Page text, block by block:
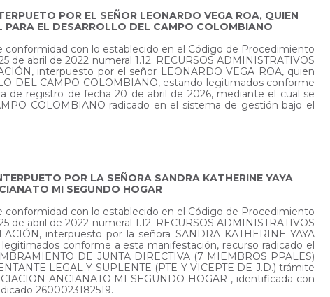
POR EL SEÑOR LEONARDO VEGA ROA, QUIEN
PARA EL DESARROLLO DEL CAMPO COLOMBIANO
conformidad con lo establecido en el Código de Procedimiento
abril de 2022 numeral 1.12. RECURSOS ADMINISTRATIVOS
interpuesto por el señor LEONARDO VEGA ROA, quien
DEL CAMPO COLOMBIANO, estando legitimados conforme
de registro de fecha 20 de abril de 2026, mediante el cual se
COLOMBIANO radicado en el sistema de gestión bajo el
POR LA SEÑORA SANDRA KATHERINE YAYA
MI SEGUNDO HOGAR
conformidad con lo establecido en el Código de Procedimiento
abril de 2022 numeral 1.12. RECURSOS ADMINISTRATIVOS
interpuesto por la señora SANDRA KATHERINE YAYA
conforme a esta manifestación, recurso radicado el
DE JUNTA DIRECTIVA (7 MIEMBROS PPALES)
LEGAL Y SUPLENTE (PTE Y VICEPTE DE J.D.) trámite
ANCIANATO MI SEGUNDO HOGAR , identificada con
2600023182519.